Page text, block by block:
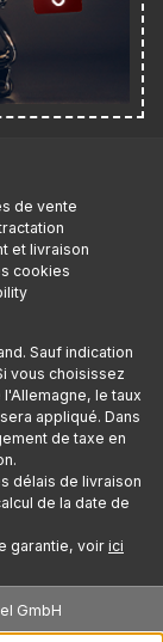
de vente
et livraison
cookies
Sauf indication
vous choisissez
le taux
appliqué. Dans
de taxe en
délais de livraison
de la date de
garantie, voir ici
GmbH